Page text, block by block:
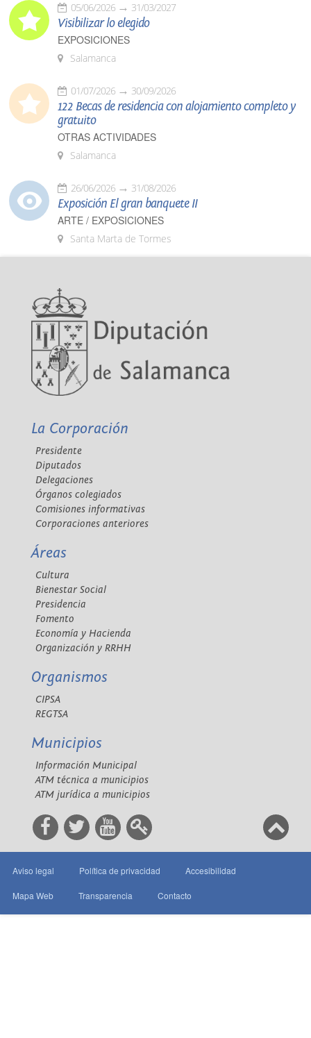
05/06/2026 31/03/2027
Visibilizar lo elegido
EXPOSICIONES
Salamanca
01/07/2026 30/09/2026
122 Becas de residencia con alojamiento completo y
gratuito
OTRAS ACTIVIDADES
Salamanca
26/06/2026 31/08/2026
Exposición El gran banquete II
ARTE / EXPOSICIONES
Santa Marta de Tormes
La Corporación
Presidente
Diputados
Delegaciones
Órganos colegiados
Comisiones informativas
Corporaciones anteriores
Áreas
Cultura
Bienestar Social
Presidencia
Fomento
Economía y Hacienda
Organización y RRHH
Organismos
CIPSA
REGTSA
Municipios
Información Municipal
ATM técnica a municipios
ATM jurídica a municipios
Aviso legal Política de privacidad Accesibilidad
Mapa Web Transparencia Contacto